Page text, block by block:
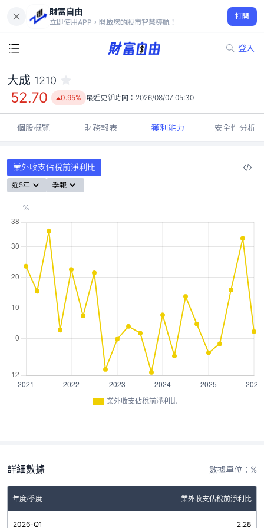
財富自由
立即使用APP，開啟您的股市智慧導航！
打開
登入
52.70
0.95%
大成 1210
52.70 0.95% 最近更新時間： 2026/08/07 05:30
個股概覽 財務報表 獲利能力 安全性分析
業外收支佔稅前淨利比
近5年 季報
業外收支佔稅前淨利比
詳細數據 數據單位：%
年度/季度 業外收支佔稅前淨利比
2026-Q1 2.28